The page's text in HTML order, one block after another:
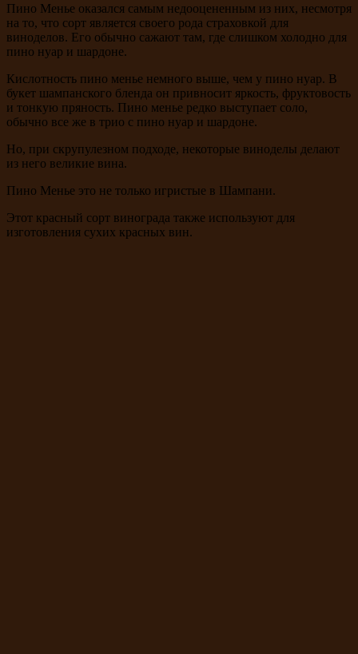
Пино Менье оказался самым недооцененным из них, несмотря
на то, что сорт является своего рода страховкой для
виноделов. Его обычно сажают там, где слишком холодно для
пино нуар и шардоне.
Кислотность пино менье немного выше, чем у пино нуар. В
букет шампанского бленда он привносит яркость, фруктовость
и тонкую пряность. Пино менье редко выступает соло,
обычно все же в трио с пино нуар и шардоне.
Но, при скрупулезном подходе, некоторые виноделы делают
из него великие вина.
Пино Менье это не только игристые в Шампани.
Этот красный сорт винограда также используют для
изготовления сухих красных вин.